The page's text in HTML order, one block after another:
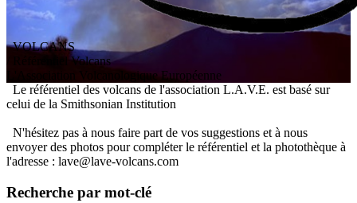
VOLCANS
/ Référentiel Volcans
ssociation V olcanologiqueEuropéenne
Le référentiel des volcans de l'association L.A.V.E. est basé sur
celui de la Smithsonian Institution
N'hésitez pas à nous faire part de vos suggestions et à nous
envoyer des photos pour compléter le référentiel et la photothèque à
l'adresse : lave@lave-volcans.com
Recherche par mot-clé